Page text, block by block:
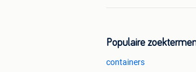
Populaire
containers